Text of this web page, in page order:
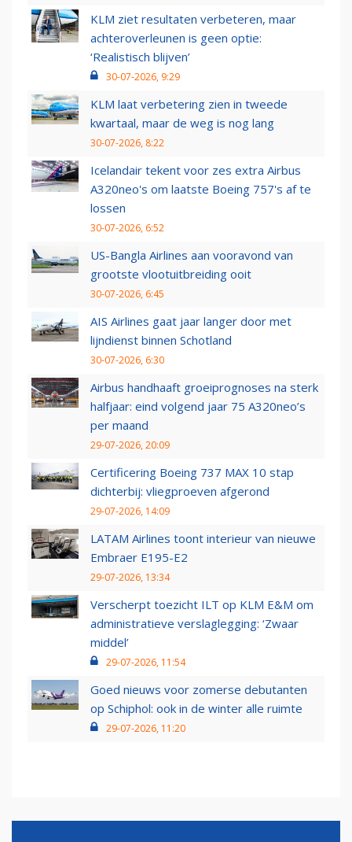
KLM ziet resultaten verbeteren, maar
achteroverleunen is geen optie:
‘Realistisch blijven’
30-07-2026, 9:29
KLM laat verbetering zien in tweede
kwartaal, maar de weg is nog lang
30-07-2026, 8:22
Icelandair tekent voor zes extra Airbus
A320neo's om laatste Boeing 757's af te
lossen
30-07-2026, 6:52
US-Bangla Airlines aan vooravond van
grootste vlootuitbreiding ooit
30-07-2026, 6:45
AIS Airlines gaat jaar langer door met
lijndienst binnen Schotland
30-07-2026, 6:30
Airbus handhaaft groeiprognoses na sterk
halfjaar: eind volgend jaar 75 A320neo’s
per maand
29-07-2026, 20:09
Certificering Boeing 737 MAX 10 stap
dichterbij: vliegproeven afgerond
29-07-2026, 14:09
LATAM Airlines toont interieur van nieuwe
Embraer E195-E2
29-07-2026, 13:34
Verscherpt toezicht ILT op KLM E&M om
administratieve verslaglegging: ‘Zwaar
middel’
29-07-2026, 11:54
Goed nieuws voor zomerse debutanten
op Schiphol: ook in de winter alle ruimte
29-07-2026, 11:20